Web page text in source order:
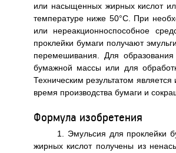
или насыщенных жирных кислот
температуре ниже 50°С. При
или нереакционноспособное
проклейки бумаги получают
перемешивания. Для
бумажной массы или для
Техническим результатом
время производства бумаги и
Формула изобретения
1. Эмульсия для проклейки
жирных кислот получены из